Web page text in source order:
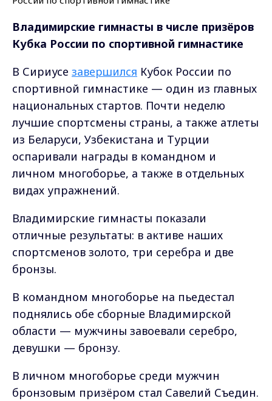
Владимирские гимнасты в числе призёров
Кубка России по спортивной гимнастике
В Сириусе завершился Кубок России по
спортивной гимнастике — один из главных
национальных стартов. Почти неделю
лучшие спортсмены страны, а также атлеты
из Беларуси, Узбекистана и Турции
оспаривали награды в командном и
личном многоборье, а также в отдельных
видах упражнений.
Владимирские гимнасты показали
отличные результаты: в активе наших
спортсменов золото, три серебра и две
бронзы.
В командном многоборье на пьедестал
поднялись обе сборные Владимирской
области — мужчины завоевали серебро,
девушки — бронзу.
В личном многоборье среди мужчин
бронзовым призёром стал Савелий Съедин.